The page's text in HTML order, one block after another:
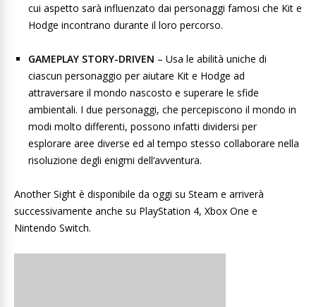
cui aspetto sarà influenzato dai personaggi famosi che Kit e
Hodge incontrano durante il loro percorso.
GAMEPLAY STORY-DRIVEN – Usa le abilità uniche di
ciascun personaggio per aiutare Kit e Hodge ad
attraversare il mondo nascosto e superare le sfide
ambientali. I due personaggi, che percepiscono il mondo in
modi molto differenti, possono infatti dividersi per
esplorare aree diverse ed al tempo stesso collaborare nella
risoluzione degli enigmi dell‘avventura.
Another Sight è disponibile da oggi su Steam e arriverà
successivamente anche su PlayStation 4, Xbox One e
Nintendo Switch.